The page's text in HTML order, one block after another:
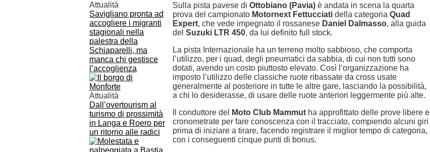
Attualità
Savigliano pronta ad
accogliere i migranti
stagionali nella
palestra della
Schiaparelli, ma
manca chi gestisce
l’accoglienza
Attualità
Dall’overtourism al
turismo di prossimità
in Langa e Roero per
un ritorno alle radici
Sulla pista pavese di Ottobiano (Pavia) è andata in scena la quarta
prova del campionato Motornext Fettucciati della categoria Quad
Expert, che vede impegnato il rossanese Daniel Dalmasso, alla guida
del Suzuki LTR 450, da lui definito full stock.
La pista Internazionale ha un terreno molto sabbioso, che comporta
l’utilizzo, per i quad, degli pneumatici da sabbia, di cui non tutti sono
dotati, avendo un costo piuttosto elevato. Così l’organizzazione ha
imposto l’utilizzo delle classiche ruote ribassate da cross usate
generalmente al posteriore in tutte le altre gare, lasciando la possibilità,
a chi lo desiderasse, di usare delle ruote anteriori leggermente più alte.
Il conduttore del
Moto Club Mammut ha approfittato delle prove libere e
cronometrate per fare conoscenza con il tracciato, compiendo alcuni giri
prima di iniziare a tirare, facendo registrare il miglior tempo di categoria,
con i conseguenti cinque punti di bonus.